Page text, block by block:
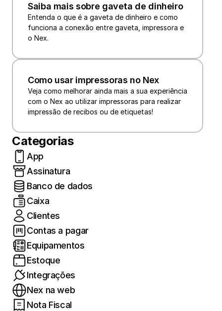
Saiba mais sobre gaveta de dinheiro
Entenda o que é a gaveta de dinheiro e como
funciona a conexão entre gaveta, impressora e
o Nex.
Como usar impressoras no Nex
Veja como melhorar ainda mais a sua experiência
com o Nex ao utilizar impressoras para realizar
impressão de recibos ou de etiquetas!
Categorias
App
Assinatura
Banco de dados
Caixa
Clientes
Contas a pagar
Equipamentos
Estoque
Integrações
Nex na web
Nota Fiscal